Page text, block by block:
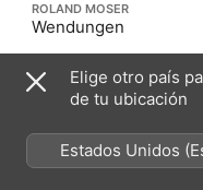
ROLAND MOSER
Wendungen
Elige otro país
de tu ubicación
Estados Unidos
México)